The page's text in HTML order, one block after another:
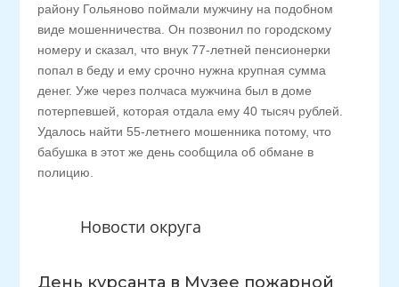
Новости округа
День курсанта в Музее пожарной
району Гольяново поймали мужчину на подобном
виде мошенничества. Он позвонил по городскому
номеру и сказал, что внук 77-летней пенсионерки
попал в беду и ему срочно нужна крупная сумма
денег. Уже через полчаса мужчина был в доме
потерпевшей, которая отдала ему 40 тысяч рублей.
Удалось найти 55-летнего мошенника потому, что
бабушка в этот же день сообщила об обмане в
полицию.